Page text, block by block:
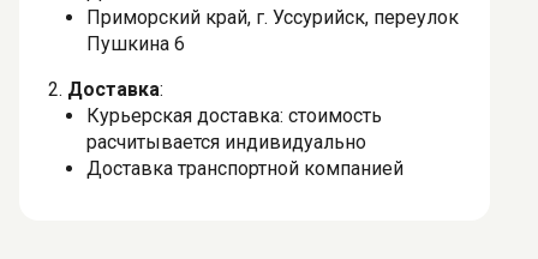
Приморский край, г. Уссурийск, переулок
Пушкина 6
2. Доставка:
Курьерская доставка: стоимость
расчитывается индивидуально
Доставка транспортной компанией